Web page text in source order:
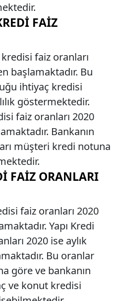
FAIZ
faiz oranları
başlamaktadır. Bu
ihtiyaç kredisi
göstermektedir.
faiz oranları 2020
Bankanın
müşteri kredi notuna
FAIZ ORANLARI
faiz oranları 2020
Yapı Kredi
2020 ise aylık
Bu oranlar
göre ve bankanın
ve konut kredisi